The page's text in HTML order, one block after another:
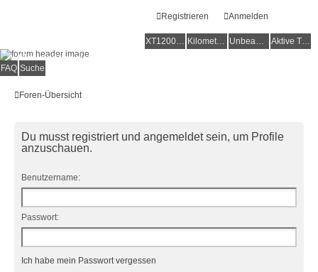
Anmelden
Registrieren
XT1200Z-Wiki Kilometerstatistik Unbeantwortete Themen Aktive Themen
Alles rund um die Yamaha XT1200Z Super Ténéré
FAQ Suche
Foren-Übersicht
Du musst registriert und angemeldet sein, um Profile
anzuschauen.
Benutzername:
Passwort:
Ich habe mein Passwort vergessen